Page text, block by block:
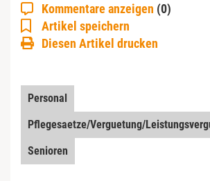
Kommentare anzeigen (0)
Artikel speichern
Diesen Artikel drucken
Personal
Pflegesaetze/Verguetung/
Senioren